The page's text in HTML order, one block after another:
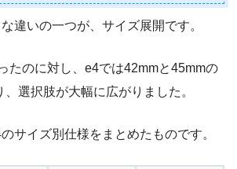
違いの一つが、サイズ展開です。
たのに対し、e4では42mmと45mmの
選択肢が大幅に広がりました。
サイズ別仕様をまとめたものです。